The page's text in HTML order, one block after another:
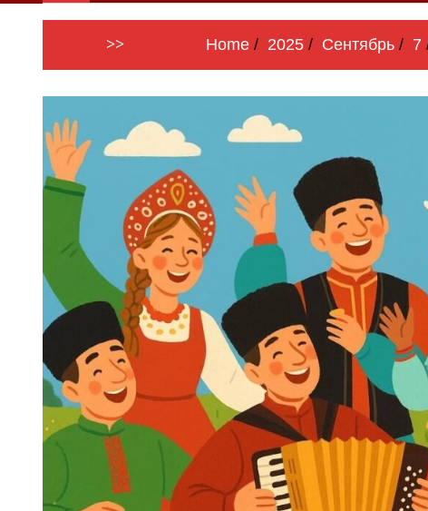
>> Home 2025 Сентябрь 7